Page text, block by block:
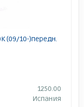
(09/10-)передн.
1250.00
Испания